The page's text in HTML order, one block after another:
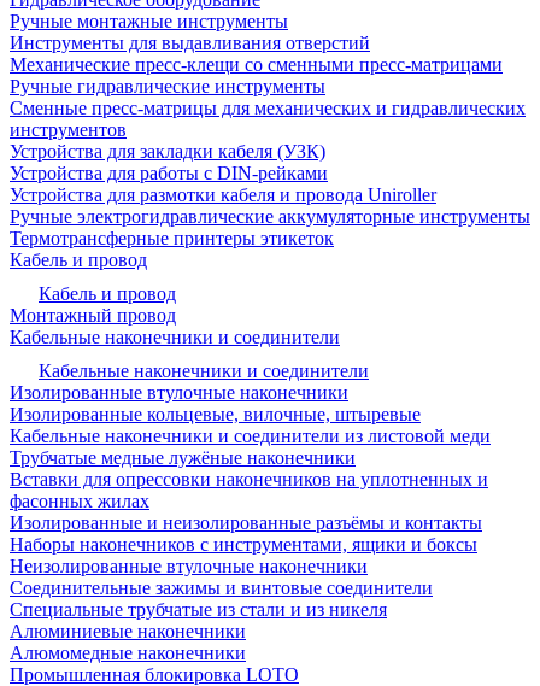
Ручные монтажные инструменты
Инструменты для выдавливания отверстий
Механические пресс-клещи со сменными пресс-матрицами
Ручные гидравлические инструменты
Сменные пресс-матрицы для механических и гидравлических
инструментов
Устройства для закладки кабеля (УЗК)
Устройства для работы с DIN-рейками
Устройства для размотки кабеля и провода Uniroller
Ручные электрогидравлические аккумуляторные инструменты
Термотрансферные принтеры этикеток
Кабель и провод
Кабель и провод
Монтажный провод
Кабельные наконечники и соединители
Кабельные наконечники и соединители
Изолированные втулочные наконечники
Изолированные кольцевые, вилочные, штыревые
Кабельные наконечники и соединители из листовой меди
Трубчатые медные лужёные наконечники
Вставки для опрессовки наконечников на уплотненных и
фасонных жилах
Изолированные и неизолированные разъёмы и контакты
Наборы наконечников с инструментами, ящики и боксы
Неизолированные втулочные наконечники
Соединительные зажимы и винтовые соединители
Специальные трубчатые из стали и из никеля
Алюминиевые наконечники
Алюмомедные наконечники
Промышленная блокировка LOTO